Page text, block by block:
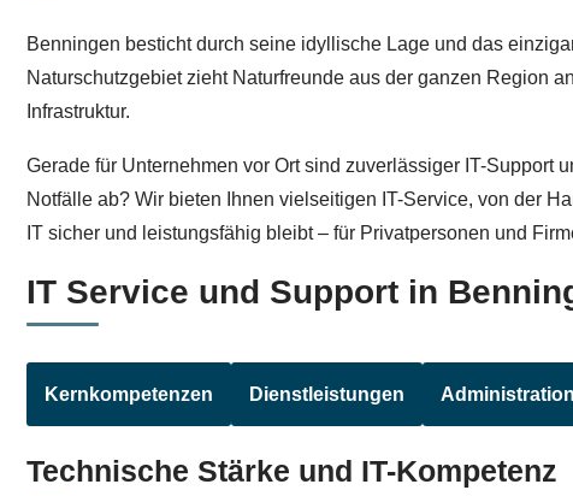
Benningen besticht durch seine idyllische Lage und das
Naturschutzgebiet zieht Naturfreunde aus der ganzen Region
Infrastruktur.
Gerade für Unternehmen vor Ort sind zuverlässiger IT-
Notfälle ab? Wir bieten Ihnen vielseitigen IT-Service, von der
IT sicher und leistungsfähig bleibt – für Privatpersonen und
IT Service und Support in
Kernkompetenzen Dienstleistungen Administration
Technische Stärke und IT-Kompetenz